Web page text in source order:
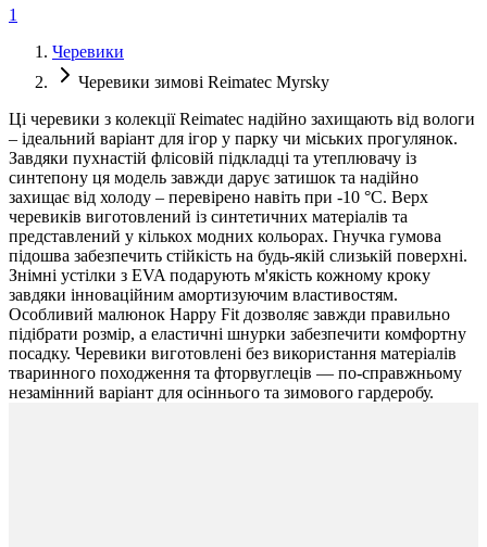
1
Черевики
Черевики зимові Reimatec Myrsky
Ці черевики з колекції Reimatec надійно захищають від вологи
– ідеальний варіант для ігор у парку чи міських прогулянок.
Завдяки пухнастій флісовій підкладці та утеплювачу із
синтепону ця модель завжди дарує затишок та надійно
захищає від холоду – перевірено навіть при -10 °C. Верх
черевиків виготовлений із синтетичних матеріалів та
представлений у кількох модних кольорах. Гнучка гумова
підошва забезпечить стійкість на будь-якій слизькій поверхні.
Знімні устілки з EVA подарують м'якість кожному кроку
завдяки інноваційним амортизуючим властивостям.
Особливий малюнок Happy Fit дозволяє завжди правильно
підібрати розмір, а еластичні шнурки забезпечити комфортну
посадку. Черевики виготовлені без використання матеріалів
тваринного походження та фторвуглеців — по-справжньому
незамінний варіант для осіннього та зимового гардеробу.